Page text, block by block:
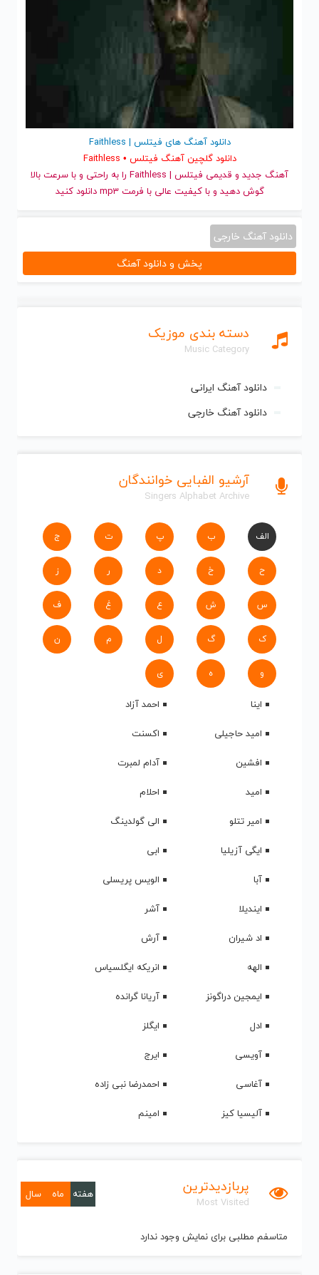
دسته بندی موزیک
Music Category
دانلود آهنگ ایرانی
دانلود آهنگ خارجی
آرشیو الفبایی خوانندگان
Singers Alphabet Archive
الف ب پ ت ج
ح خ د ر ز
س ش ع غ ف
ک گ ل م ن
و ه ی
اینا
احمد آزاد
امید حاجیلی
اکسنت
افشین
آدام لمبرت
امید
احلام
امیر تتلو
الی گولدینگ
ایگی آزیلیا
ابی
آبا
الویس پریسلی
ایندیلا
آشر
اد شیران
آرش
الهه
انریکه ایگلسیاس
ایمجین دراگونز
آریانا گرانده
ادل
ایگلز
آویسی
ایرج
آغاسی
احمدرضا نبی زاده
آلیسیا کیز
امینم
پربازدیدترین
Most Visited
هفته ماه سال
متاسفم مطلبی برای نمایش وجود ندارد
دانلود آهنگ های فیتلس | Faithless
دانلود گلچین آهنگ فیتلس • Faithless
آهنگ جدید
و قدیمی فیتلس | Faithless را به راحتی و با سرعت بالا
گوش دهید و با کیفیت عالی با فرمت mp3 دانلود کنید
دانلود آهنگ خارجی
پخش و دانلود آهنگ